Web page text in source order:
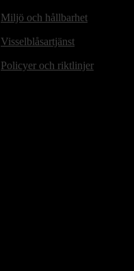
Miljö och hållbarhet
Visselblåsartjänst
Policyer och riktlinjer